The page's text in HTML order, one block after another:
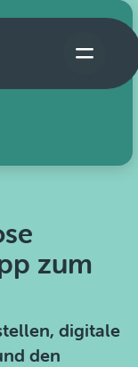
you get the
zum
digitale
den